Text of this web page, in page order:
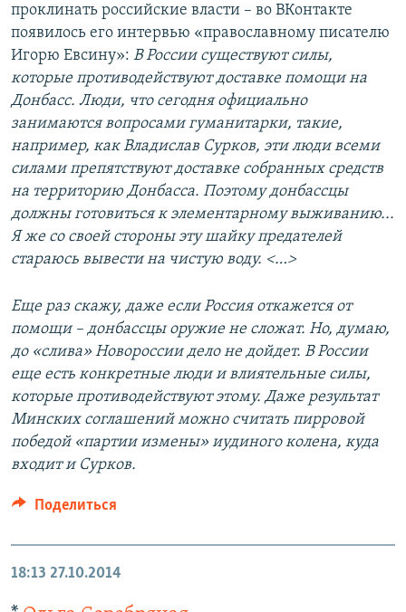
проклинать российские власти – во ВКонтакте
появилось его интервью «православному писателю
Игорю Евсину»: В России существуют силы,
которые противодействуют доставке помощи на
Донбасс. Люди, что сегодня официально
занимаются вопросами гуманитарки, такие,
например, как Владислав Сурков, эти люди всеми
силами препятствуют доставке собранных средств
на территорию Донбасса. Поэтому донбассцы
должны готовиться к элементарному выживанию...
Я же со своей стороны эту шайку предателей
стараюсь вывести на чистую воду. <…>
Еще раз скажу, даже если Россия откажется от
помощи – донбассцы оружие не сложат. Но, думаю,
до «слива» Новороссии дело не дойдет. В России
еще есть конкретные люди и влиятельные силы,
которые противодействуют этому. Даже результат
Минских соглашений можно считать пирровой
победой «партии измены» иудиного колена, куда
входит и Сурков.
Поделиться
18:13 27.10.2014